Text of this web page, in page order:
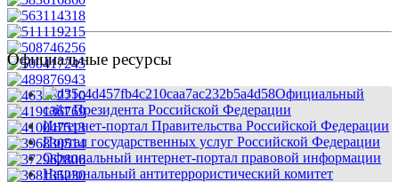
Официальные ресурсы
Официальный
сайт Президента Российской Федерации
Интернет-портал Правительства Российской Федерации
Портал государственных услуг Российской Федерации
Официальный интернет-портал правовой информации
Национальный антитеррористический комитет